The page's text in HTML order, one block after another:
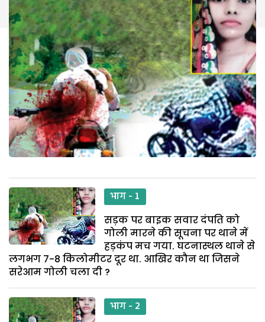
भाग - 1
सड़क पर बाइक सवार दंपति को
गोली मारने की सूचना पर थाने में
हड़कंप मच गया. घटनास्थल थाने से
लगभग 7-8 किलोमीटर दूर था. आखिर कौन था जिसने
सरेआम गोली चला दी ?
भाग - 2